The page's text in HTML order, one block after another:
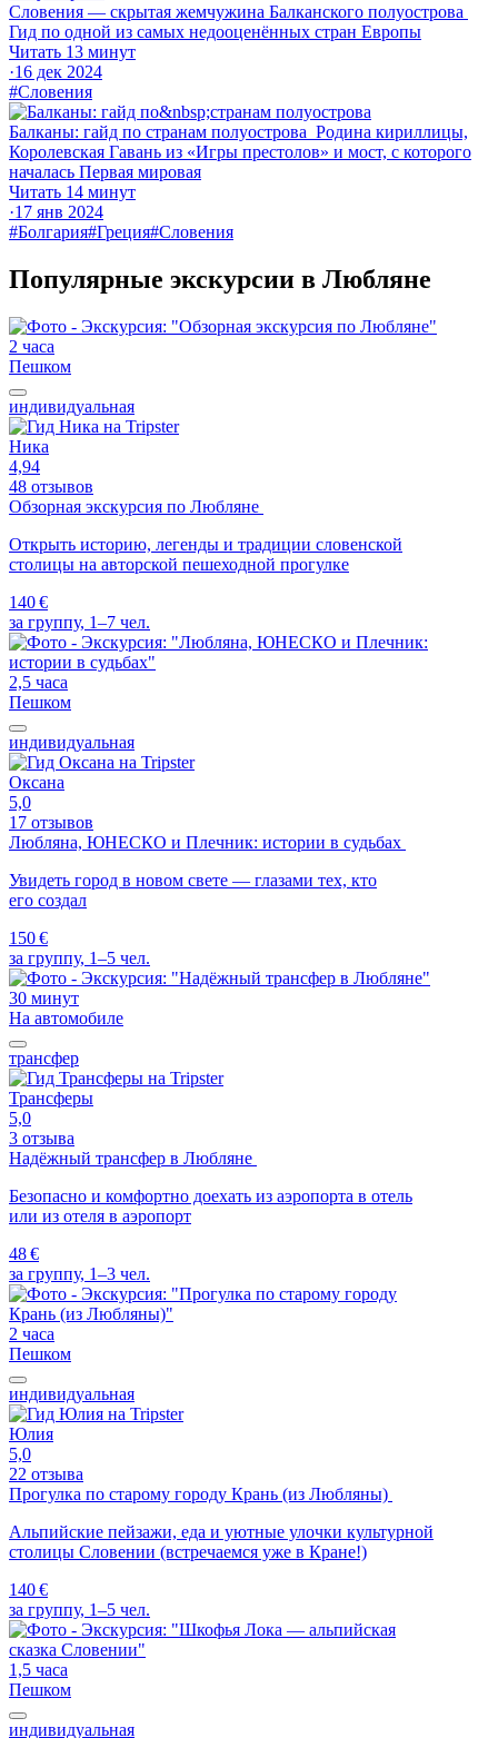
Словения — скрытая жемчужина Балканского полуострова
Гид по одной из самых недооценённых стран Европы
Читать 13 минут
·16 дек 2024
#Словения
Балканы: гайд по странам полуострова Родина кириллицы,
Королевская Гавань из «Игры престолов» и мост, с которого
началась Первая мировая
Читать 14 минут
·17 янв 2024
#Болгария#Греция#Словения
Популярные экскурсии в Любляне
2 часа
Пешком
индивидуальная
Ника
4,94
48 отзывов
Обзорная экскурсия по Любляне
Открыть историю, легенды и традиции словенской
столицы на авторской пешеходной прогулке
140 €
за группу, 1–7 чел.
2,5 часа
Пешком
индивидуальная
Оксана
5,0
17 отзывов
Любляна, ЮНЕСКО и Плечник: истории в судьбах
Увидеть город в новом свете — глазами тех, кто
его создал
150 €
за группу, 1–5 чел.
30 минут
На автомобиле
трансфер
Трансферы
5,0
3 отзыва
Надёжный трансфер в Любляне
Безопасно и комфортно доехать из аэропорта в отель
или из отеля в аэропорт
48 €
за группу, 1–3 чел.
2 часа
Пешком
индивидуальная
Юлия
5,0
22 отзыва
Прогулка по старому городу Крань (из Любляны)
Альпийские пейзажи, еда и уютные улочки культурной
столицы Словении (встречаемся уже в Кране!)
140 €
за группу, 1–5 чел.
1,5 часа
Пешком
индивидуальная